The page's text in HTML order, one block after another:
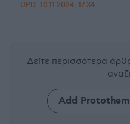
UPD: 10.11.2024, 17:34
Δείτε περισσότερα
Add